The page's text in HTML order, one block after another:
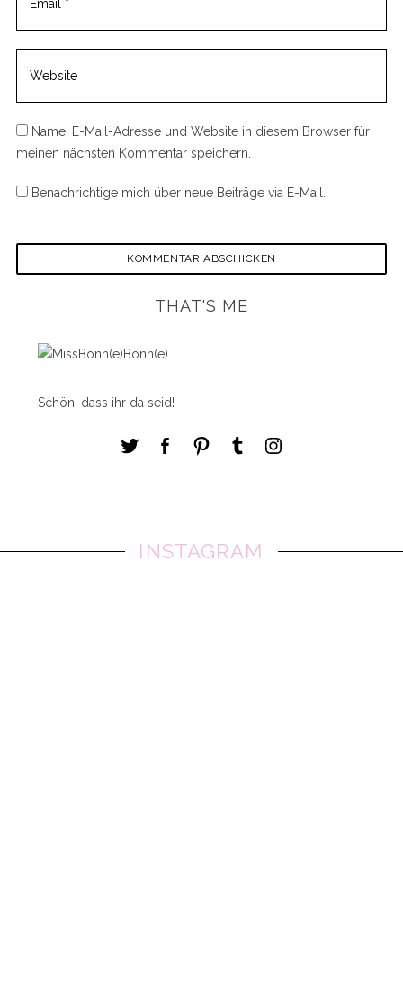
Name, E-Mail-Adresse und Website in diesem Browser für
meinen nächsten Kommentar speichern.
Benachrichtige mich über neue Beiträge via E-Mail.
THAT'S ME
Schön, dass ihr da seid!
INSTAGRAM